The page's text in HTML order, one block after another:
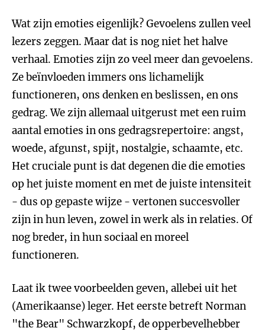
Wat zijn emoties eigenlijk? Gevoelens zullen veel
lezers zeggen. Maar dat is nog niet het halve
verhaal. Emoties zijn zo veel meer dan gevoelens.
Ze beïnvloeden immers ons lichamelijk
functioneren, ons denken en beslissen, en ons
gedrag. We zijn allemaal uitgerust met een ruim
aantal emoties in ons gedragsrepertoire: angst,
woede, afgunst, spijt, nostalgie, schaamte, etc.
Het cruciale punt is dat degenen die die emoties
op het juiste moment en met de juiste intensiteit
- dus op gepaste wijze - vertonen succesvoller
zijn in hun leven, zowel in werk als in relaties. Of
nog breder, in hun sociaal en moreel
functioneren.
Laat ik twee voorbeelden geven, allebei uit het
(Amerikaanse) leger. Het eerste betreft Norman
"the Bear" Schwarzkopf, de opperbevelhebber